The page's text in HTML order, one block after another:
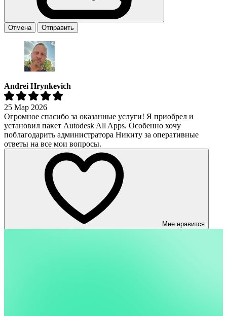
Отмена Отправить
Andrei Hrynkevich
25 Мар 2026
Огромное спасибо за оказанные услуги! Я приобрел и
установил пакет Autodesk All Apps. Особенно хочу
поблагодарить администратора Никиту за оперативные
ответы на все мои вопросы.
Мне нравится